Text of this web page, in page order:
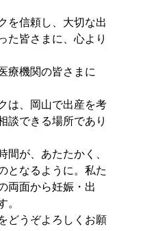
を信頼し、大切な出
た皆さまに、心より
療機関の皆さまに
は、岡山で出産を考
談できる場所であり
が、あたたかく、
となるように。私た
両面から妊娠・出
どうぞよろしくお願